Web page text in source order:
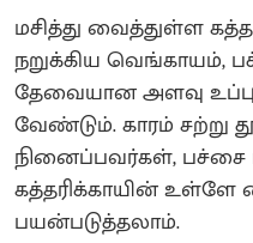
மசித்து வைத்துள்ள
நறுக்கிய வெங்காயம்,
தேவையான அளவு
வேண்டும். காரம் சற்று
நினைப்பவர்கள், பச்சை
கத்தரிக்காயின் உள்ளே
பயன்படுத்தலாம்.